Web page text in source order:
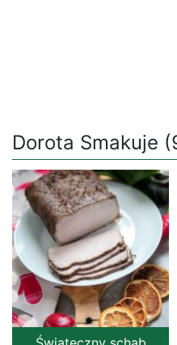
Dorota Smakuje